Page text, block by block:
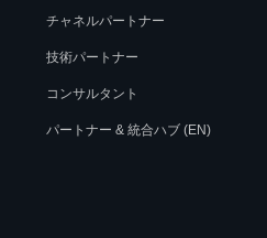
チャネルパートナー
技術パートナー
コンサルタント
パートナー & 統合ハブ (EN)